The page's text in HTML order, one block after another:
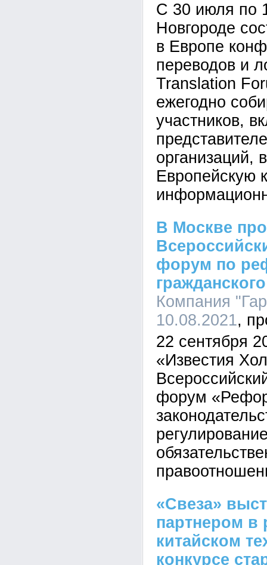
С 30 июля по
Новгороде
в Европе
переводов и
Translation
ежегодно
участников,
организаций,
Европейскую
В Москве
форум по
Компания
10.08.2021
22 сентября
«Известия
форум
«Свеза»
партнером в
китайском
конкурсе